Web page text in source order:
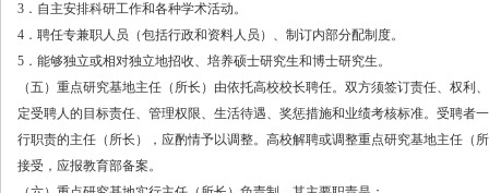
3．自主安排科研工作和各种学术活动。
4．聘任专兼职人员（包括行政和资料人员）、制订内部分配制度。
5．能够独立或相对独立地招收、培养硕士研究生和博士研究生。
（五）重点研究基地主任（所长）由依托高校校长聘任。双方须签订责任、权利
定受聘人的目标责任、管理权限、生活待遇、奖惩措施和业绩考核标准。受聘者
行职责的主任（所长），应酌情予以调整。高校解聘或调整重点研究基地主任（
接受，应报教育部备案。